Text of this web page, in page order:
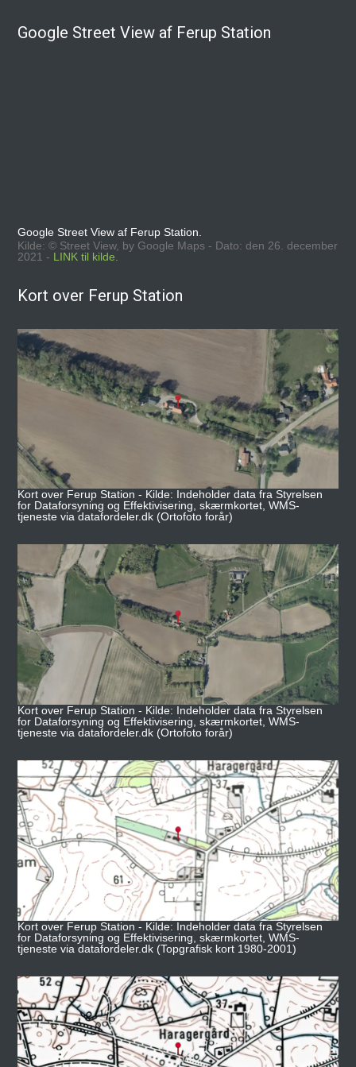
Google Street View af Ferup Station
Google Street View af Ferup Station.
Kilde: © Street View, by Google Maps - Dato: den 26. december
2021 - LINK til kilde.
Kort over Ferup Station
Kort over Ferup Station - Kilde: Indeholder data fra Styrelsen
for Dataforsyning og Effektivisering, skærmkortet, WMS-
tjeneste via datafordeler.dk (Ortofoto forår)
Kort over Ferup Station - Kilde: Indeholder data fra Styrelsen
for Dataforsyning og Effektivisering, skærmkortet, WMS-
tjeneste via datafordeler.dk (Ortofoto forår)
Kort over Ferup Station - Kilde: Indeholder data fra Styrelsen
for Dataforsyning og Effektivisering, skærmkortet, WMS-
tjeneste via datafordeler.dk (Topgrafisk kort 1980-2001)